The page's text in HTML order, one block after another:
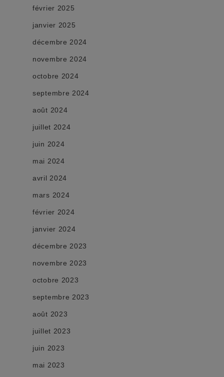
février 2025
janvier 2025
décembre 2024
novembre 2024
octobre 2024
septembre 2024
août 2024
juillet 2024
juin 2024
mai 2024
avril 2024
mars 2024
février 2024
janvier 2024
décembre 2023
novembre 2023
octobre 2023
septembre 2023
août 2023
juillet 2023
juin 2023
mai 2023